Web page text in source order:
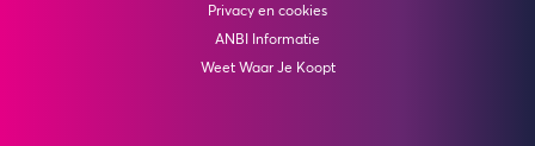
Privacy en cookies
ANBI Informatie
Weet Waar Je Koopt